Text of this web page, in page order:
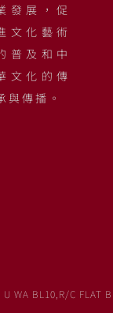
發展，促
文化藝術
普及和中
文化的傳
與傳播。
WA BL10,R/C FLAT B